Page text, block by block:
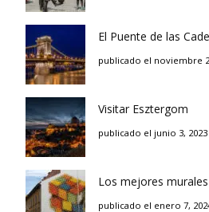
El Puente de las
publicado el noviembre
Visitar Esztergom
publicado el junio 3, 2023
Los mejores
publicado el enero 7,